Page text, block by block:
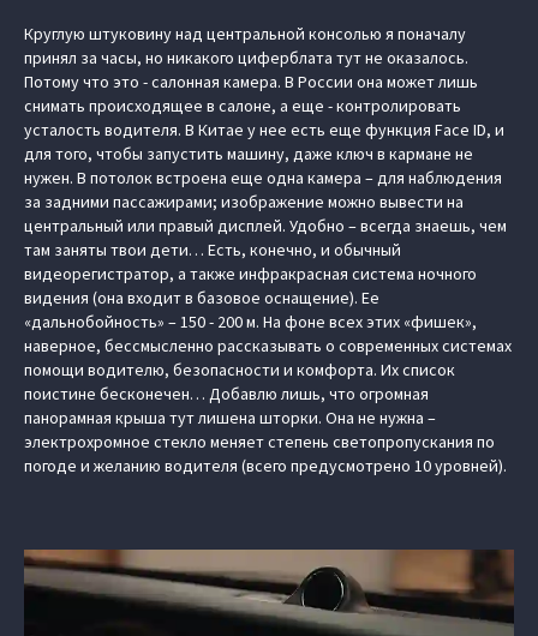
Круглую штуковину над центральной консолью я поначалу
принял за часы, но никакого циферблата тут не оказалось.
Потому что это - салонная камера. В России она может лишь
снимать происходящее в салоне, а еще - контролировать
усталость водителя. В Китае у нее есть еще функция Face ID, и
для того, чтобы запустить машину, даже ключ в кармане не
нужен. В потолок встроена еще одна камера – для наблюдения
за задними пассажирами; изображение можно вывести на
центральный или правый дисплей. Удобно – всегда знаешь, чем
там заняты твои дети… Есть, конечно, и обычный
видеорегистратор, а также инфракрасная система ночного
видения (она входит в базовое оснащение). Ее
«дальнобойность» – 150 - 200 м. На фоне всех этих «фишек»,
наверное, бессмысленно рассказывать о современных системах
помощи водителю, безопасности и комфорта. Их список
поистине бесконечен… Добавлю лишь, что огромная
панорамная крыша тут лишена шторки. Она не нужна –
электрохромное стекло меняет степень светопропускания по
погоде и желанию водителя (всего предусмотрено 10 уровней).